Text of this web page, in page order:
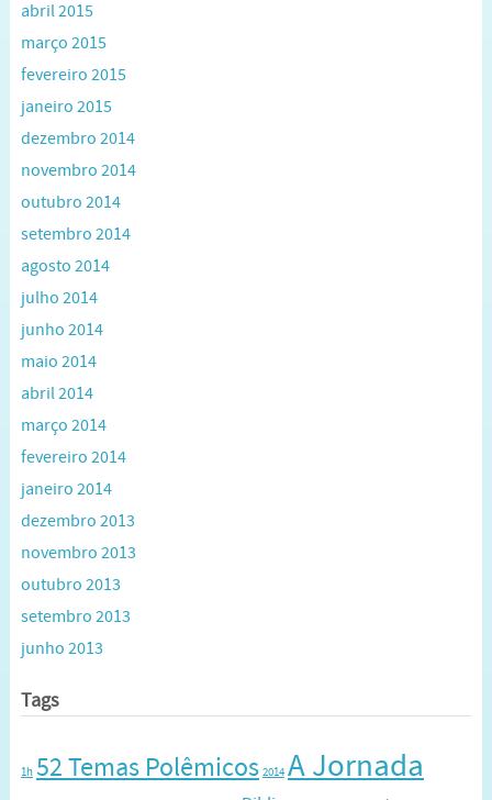
abril 2015
março 2015
fevereiro 2015
janeiro 2015
dezembro 2014
novembro 2014
outubro 2014
setembro 2014
agosto 2014
julho 2014
junho 2014
maio 2014
abril 2014
março 2014
fevereiro 2014
janeiro 2014
dezembro 2013
novembro 2013
outubro 2013
setembro 2013
junho 2013
Tags
1h 52 Temas Polêmicos 2014 A Jornada